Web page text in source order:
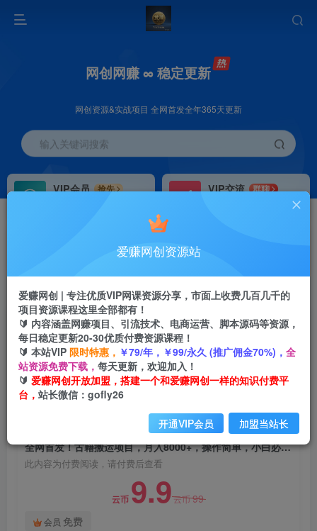
网创网赚 ∞ 稳定更新
网创资源&实战项目 全网首发全年365天更新
输入关键词搜索
VIP会员
抢先
VIP交流
群聊
研究探讨更多创业项目路子。
会员专属推广链接
首页 创业课程 VIP免费 正文
全网首发！古籍搬运项目，月入8000+，操作简
单，小白必选项目（附：资料）
爱赚网创
2年前发布
关注 私信
全网首发！古籍搬运项目，月入8000+，操作简单，小白必选项目（附：资料）
此内容为付费阅读，请付费后查看
云币 9.9云币99
会员 免费
爱赚网创资源站
爱赚网创 | 专注优质VIP网课资源分享，市面上收费几百几千的
项目资源课程这里全部都有！
🔰 内容涵盖网赚项目、引流技术、电商运营、脚本源码等资源，
每日稳定更新20-30优质付费资源课程！
🔰 本站VIP 限时特惠， ￥79/年，￥99/永久 (推广佣金70%)， 全
站资源免费下载， 每天更新，欢迎加入！
🔰 爱赚网创开放加盟，搭建一个和爱赚网创一样的知识付费平
台， 站长微信：gofly26
开通VIP会员 加盟当站长